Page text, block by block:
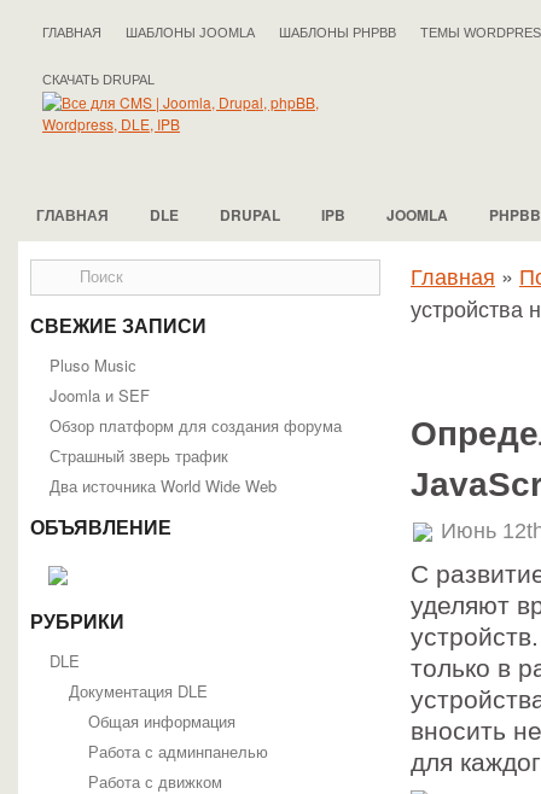
ГЛАВНАЯ ШАБЛОНЫ JOOMLA ШАБЛОНЫ PHPBB ТЕМЫ
СКАЧАТЬ DRUPAL
ГЛАВНАЯ DLE DRUPAL IPB JOOMLA PHPBB
СВЕЖИЕ ЗАПИСИ
Pluso Musiс
Joomla и SEF
Обзор платформ для создания форума
Страшный зверь трафик
Два источника World Wide Web
ОБЪЯВЛЕНИЕ
РУБРИКИ
DLE
Документация DLE
Общая информация
Работа с админпанелью
Работа с движком
Главная »
устройства
Июнь
С
уделяют
только в
вносить
для